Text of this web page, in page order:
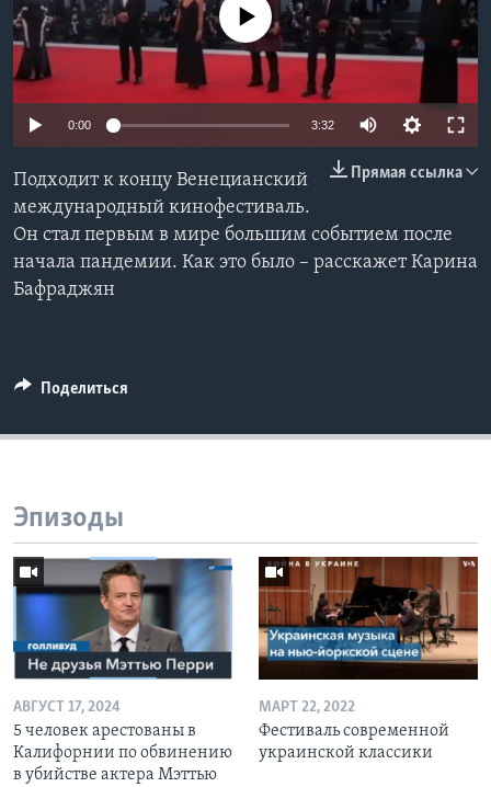
Learning English
Языки
No media source currently available
0:00 3:32
Прямая ссылка
Подходит к концу Венецианский
международный кинофестиваль.
Он стал первым в мире большим событием после
начала пандемии. Как это было – расскажет Карина
Бафраджян
Поделиться
Эпизоды
АВГУСТ 17, 2024
5 человек арестованы в
Калифорнии по обвинению
в убийстве актера Мэттью
МАРТ 22, 2022
Фестиваль современной
украинской классики